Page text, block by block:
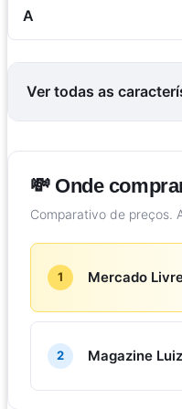
A
Ver todas as
💸 Onde
Comparativo de preços.
1 Mercado
2 Magazine